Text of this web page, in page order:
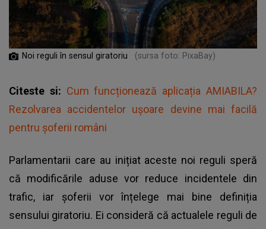
Noi reguli în sensul giratoriu (sursa foto: PixaBay)
Citeste si: Cum funcționează aplicația AMIABILA?
Rezolvarea accidentelor ușoare devine mai facilă
pentru șoferii români
Parlamentarii care au inițiat aceste noi reguli speră
că modificările aduse vor reduce incidentele din
trafic, iar șoferii vor înțelege mai bine definiția
sensului giratoriu. Ei consideră că actualele reguli de